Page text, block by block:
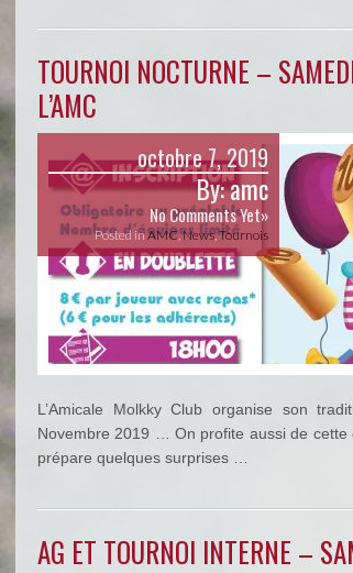
TOURNOI NOCTURNE –
L’AMC
octobre 7, 2019
By:amc
No Comments Yet»
Posted inAMC,News,Tournois
L’Amicale Molkky Club organise son
Novembre 2019 … On profite aussi de cette
prépare quelques surprises …
AG ET TOURNOI INTERNE –